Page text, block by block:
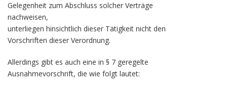
Gelegenheit zum Abschluss solcher Verträge
nachweisen,
unterliegen hinsichtlich dieser Tätigkeit nicht den
Vorschriften dieser Verordnung.
Allerdings gibt es auch eine in § 7 geregelte
Ausnahmevorschrift, die wie folgt lautet: